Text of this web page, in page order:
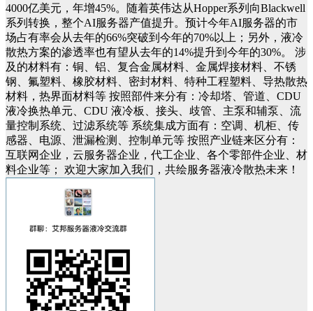
4000亿美元，年增45%。随着英伟达从Hopper系列向Blackwell
系列转换，整个AI服务器产值提升。预计今年AI服务器的市
场占有率会从去年的66%突破到今年的70%以上；另外，液冷
散热方案的渗透率也有望从去年的14%提升到今年的30%。
涉
及的材料有：铜、铝、复合金属材料、金属焊接材料、不锈
钢、氟塑料、橡胶材料、密封材料、特种工程塑料、导热散热
材料，热界面材料等 按照部件来分有：冷却塔、管道、 CDU
液冷换热单元
CDU 液冷板、接头、歧管、主泵和辅泵、流
量控制系统、过滤系统等 系统集成方面有：空调、机柜、传
感器、电源、泄漏检测、控制单元等 按照产业链来区分有：
互联网企业，云服务器企业，代工企业、各个零部件企业、材
料企业等；
欢迎大家加入我们，共绘服务器液冷散热未来！